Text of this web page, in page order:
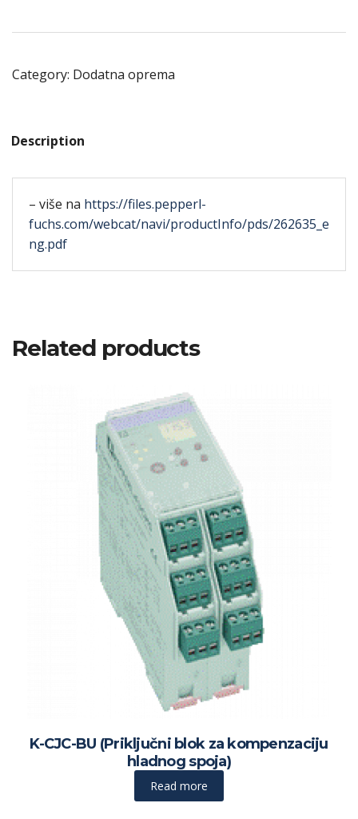
Category: Dodatna oprema
Description
– više na https://files.pepperl-
fuchs.com/webcat/navi/productInfo/pds/262635_e
ng.pdf
Related products
K-CJC-BU (Priključni blok za kompenzaciju
hladnog spoja)
Read more